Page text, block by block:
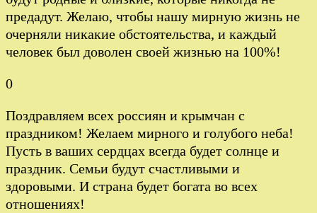
предадут. Желаю, чтобы нашу мирную жизнь не
очерняли никакие обстоятельства, и каждый
человек был доволен своей жизнью на 100%!
0
Поздравляем всех россиян и крымчан с
праздником! Желаем мирного и голубого неба!
Пусть в ваших сердцах всегда будет солнце и
праздник. Семьи будут счастливыми и
здоровыми. И страна будет богата во всех
отношениях!